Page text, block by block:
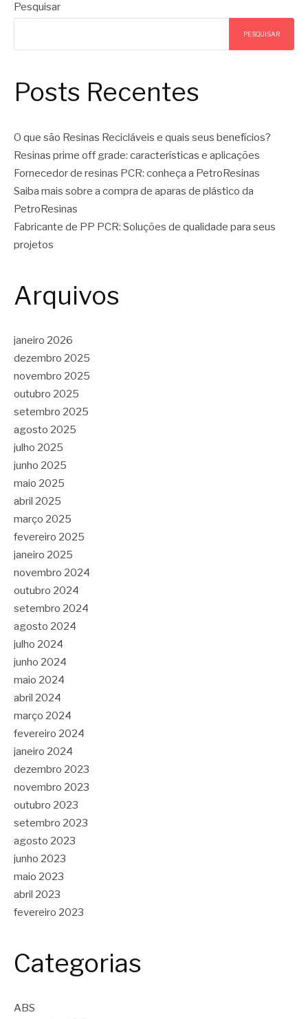
Pesquisar
PESQUISAR
Posts Recentes
O que são Resinas Recicláveis e quais seus benefícios?
Resinas prime off grade: características e aplicações
Fornecedor de resinas PCR: conheça a PetroResinas
Saiba mais sobre a compra de aparas de plástico da
PetroResinas
Fabricante de PP PCR: Soluções de qualidade para seus
projetos
Arquivos
janeiro 2026
dezembro 2025
novembro 2025
outubro 2025
setembro 2025
agosto 2025
julho 2025
junho 2025
maio 2025
abril 2025
março 2025
fevereiro 2025
janeiro 2025
novembro 2024
outubro 2024
setembro 2024
agosto 2024
julho 2024
junho 2024
maio 2024
abril 2024
março 2024
fevereiro 2024
janeiro 2024
dezembro 2023
novembro 2023
outubro 2023
setembro 2023
agosto 2023
junho 2023
maio 2023
abril 2023
fevereiro 2023
Categorias
ABS